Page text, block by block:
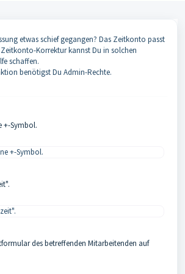
etwas schief gegangen? Das Zeitkonto passt
Korrektur kannst Du in solchen
schaffen.
benötigst Du Admin-Rechte.
+-Symbol.
des betreffenden Mitarbeitenden auf